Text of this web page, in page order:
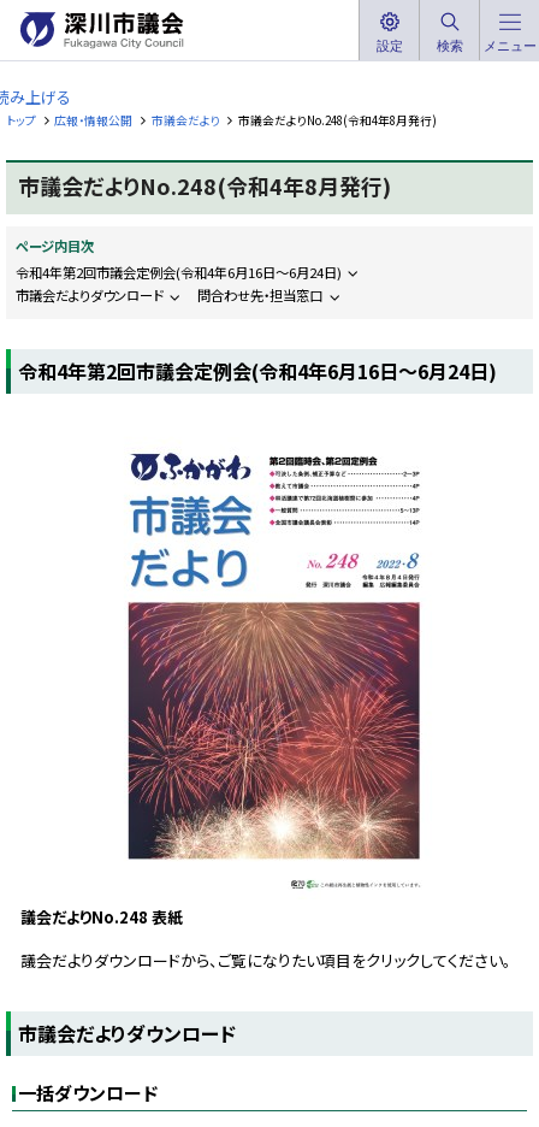
へ
メ
ニ
ュ
へ
深
川
市
議
会
u
a
g
a
w
設定 検索 メニュー
み上げる
トップ 広報・情報公開 市議会だより 市議会だよりNo.248(令和4年8月発行)
市議会だよりNo.248(令和4年8月発行)
ページ内目次
令和4年第2回市議会定例会(令和4年6月16日〜6月24日)
市議会だよりダウンロード
問合わせ先・担当窓口
令和4年第2回市議会定例会(令和4年6月16日〜6月24日)
議会だよりNo.248 表紙
議会だよりダウンロードから、ご覧になりたい項目をクリックしてください。
ト
に
市議会だよりダウンロード
一括ダウンロード